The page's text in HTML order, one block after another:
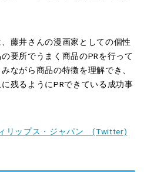
藤井さんの漫画家としての個性
要所でうまく商品のPRを行って
ながら商品の特徴を理解でき、
残るようにPRできている成功事
リップス・ジャパン (Twitter)